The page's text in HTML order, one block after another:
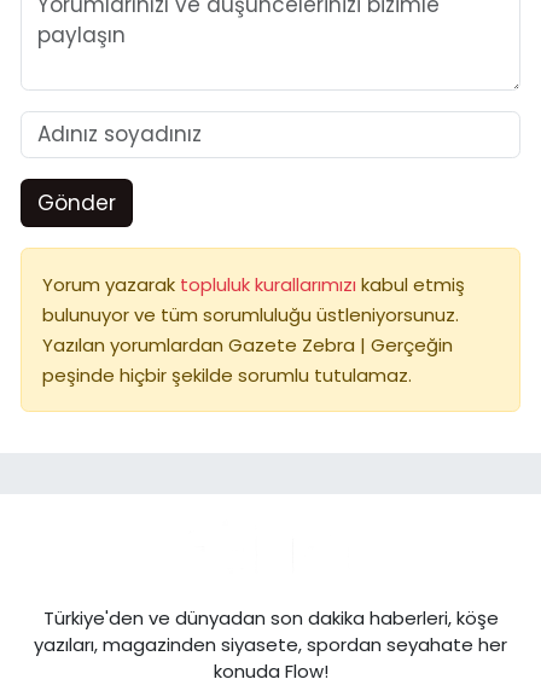
Gönder
Yorum yazarak topluluk kurallarımızı kabul etmiş
bulunuyor ve tüm sorumluluğu üstleniyorsunuz.
Yazılan yorumlardan Gazete Zebra | Gerçeğin
peşinde hiçbir şekilde sorumlu tutulamaz.
Türkiye'den ve dünyadan son dakika haberleri, köşe
yazıları, magazinden siyasete, spordan seyahate her
konuda Flow!